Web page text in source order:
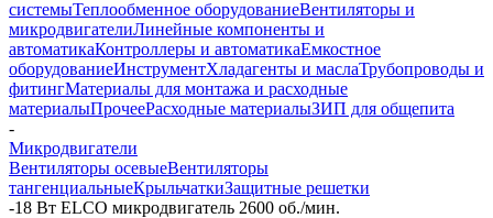
системыТеплообменное оборудованиеВентиляторы и
микродвигателиЛинейные компоненты и
автоматикаКонтроллеры и автоматикаЕмкостное
оборудованиеИнструментХладагенты и маслаТрубопроводы и
фитингМатериалы для монтажа и расходные
материалыПрочееРасходные материалыЗИП для общепита
-
Микродвигатели
Вентиляторы осевыеВентиляторы
тангенциальныеКрыльчаткиЗащитные решетки
-18 Вт ELCO микродвигатель 2600 об./мин.